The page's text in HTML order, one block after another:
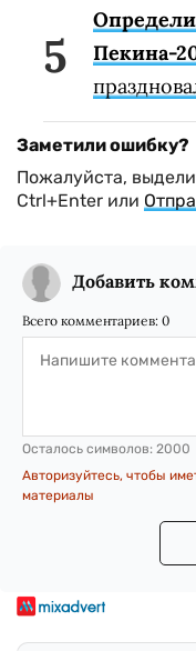
Пекина-
Заметили ошибку?
Пожалуйста,
Ctrl+Enter или
Добавить
Всего комментариев: 0
Осталось символов: 2000
Авторизуйтесь, чтобы
материалы